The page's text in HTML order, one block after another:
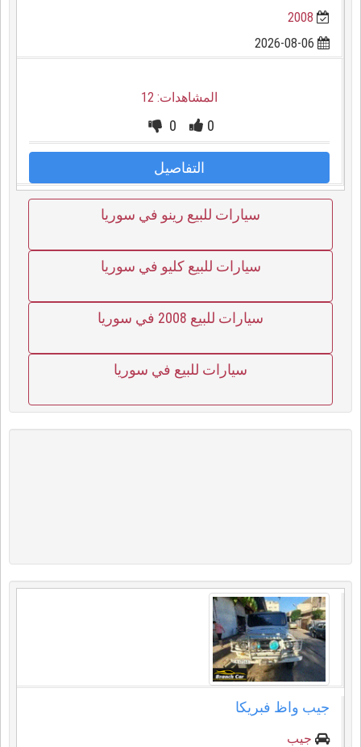
2008
المشاهدات: 12
0
0
التفاصيل
سيارات للبيع رينو في سوريا
سيارات للبيع كليو في سوريا
سيارات للبيع 2008 في سوريا
سيارات للبيع في سوريا
جيب واظ فبريكا
جيب